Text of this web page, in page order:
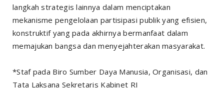
langkah strategis lainnya dalam menciptakan
mekanisme pengelolaan partisipasi publik yang efisien,
konstruktif yang pada akhirnya bermanfaat dalam
memajukan bangsa dan menyejahterakan masyarakat.
*Staf pada Biro Sumber Daya Manusia, Organisasi, dan
Tata Laksana Sekretaris Kabinet RI